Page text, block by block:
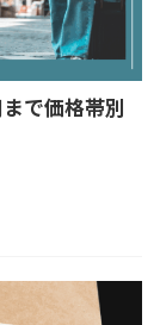
で価格帯別